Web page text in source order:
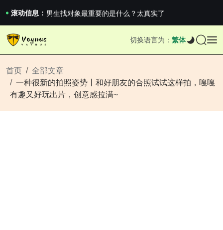
滚动信息： 男生找对象最重要的是什么？太真实了
2026澳网男单收官：全满贯对上全满亚，德约...
《巅峰守卫 Highguard》正式上线，官...
《巅峰守卫 Highguard》正式上线，官...
切换语言为： 繁体
首页
全部文章
一种很新的拍照姿势丨和好朋友的合照试试这样拍，嘎嘎
有趣又好玩出片，创意感拉满~